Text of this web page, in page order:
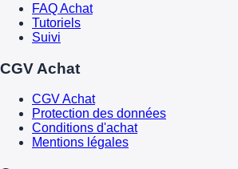
FAQ Achat
Tutoriels
Suivi
CGV Achat
CGV Achat
Protection des données
Conditions d'achat
Mentions légales